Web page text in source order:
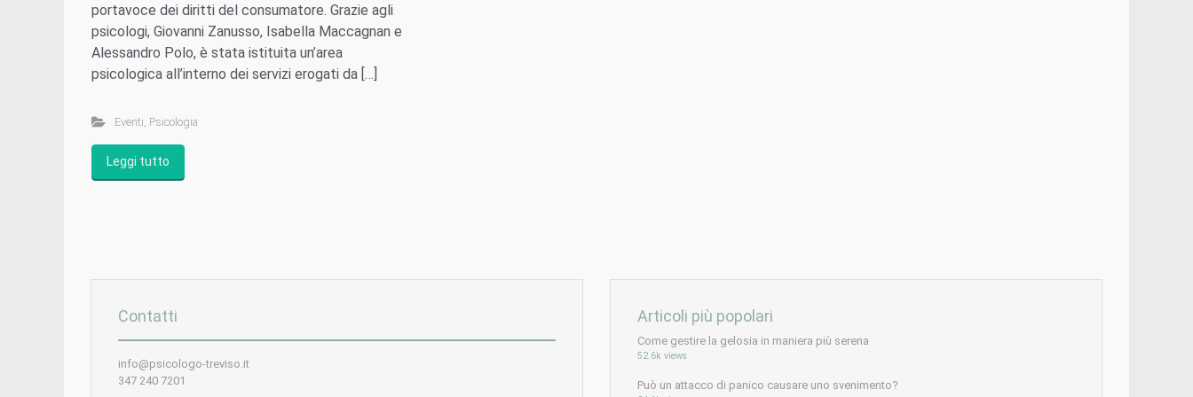
portavoce dei diritti del consumatore. Grazie agli
psicologi, Giovanni Zanusso, Isabella Maccagnan e
Alessandro Polo, è stata istituita un’area
psicologica all’interno dei servizi erogati da […]
Eventi Psicologia
Leggi tutto
Contatti
info@psicologo-treviso.it
347 240 7201
Articoli più popolari
Come gestire la gelosia in maniera più serena
52.6k views
Può un attacco di panico causare uno svenimento?